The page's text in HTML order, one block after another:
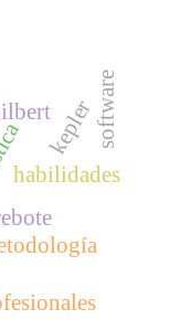
habilidades
keplersoftware